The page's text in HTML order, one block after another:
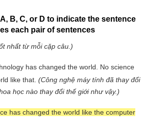
B, C, or D to indicate the sentence
each pair of sentences
nhất từ mỗi cặp câu.)
has changed the world. No science
like that. (Công nghệ máy tính đã thay đổi
học nào thay đổi thế giới như vậy.)
has changed the world like the computer